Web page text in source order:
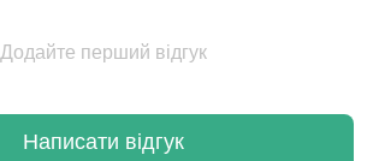
Додайте перший відгук
Написати відгук